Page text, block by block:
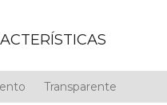
Transparente